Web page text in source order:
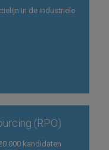
in de industriële
(RPO)
kandidaten